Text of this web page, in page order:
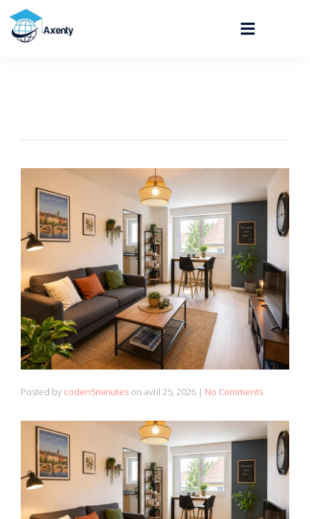
Posted by coden5minutes on avril 25, 2026 | No Comments